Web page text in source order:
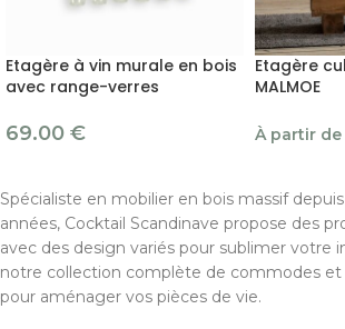
Etagère à vin murale en bois
avec range-verres
69.00 €
Etagère
MALMOE
À partir de
Spécialiste en mobilier en bois massif
années, Cocktail Scandinave propose des
avec des design variés pour sublimer votre
notre collection complète de commodes et
pour aménager vos pièces de vie.